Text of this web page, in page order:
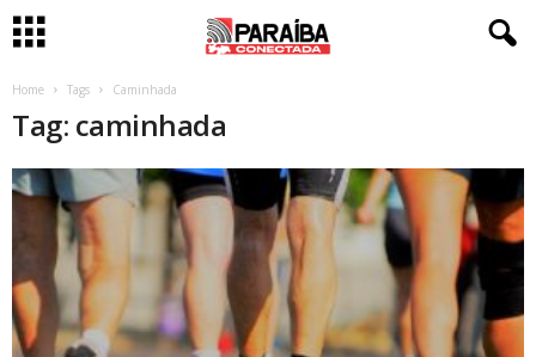
Home Tags Caminhada
Tag: caminhada